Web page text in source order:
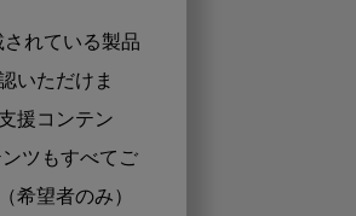
されている製品
いただけま
援コンテン
ツもすべてご
希望者のみ）